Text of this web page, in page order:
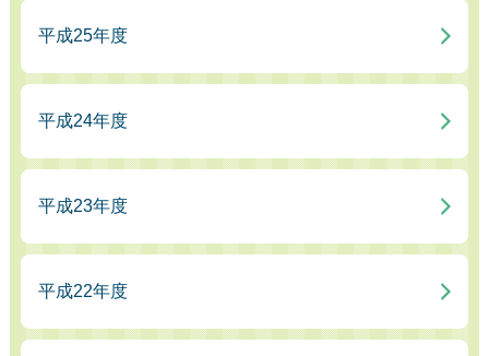
平成25年度
平成24年度
平成23年度
平成22年度